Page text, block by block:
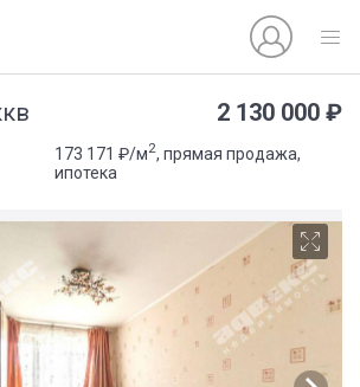
2 130 000 ₽
173 171 ₽/м2, прямая продажа,
ипотека